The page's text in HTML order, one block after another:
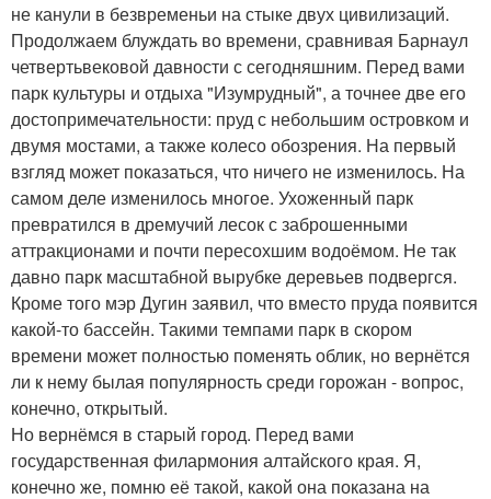
не канули в безвременьи на стыке двух цивилизаций.
Продолжаем блуждать во времени, сравнивая Барнаул
четвертьвековой давности с сегодняшним. Перед вами
парк культуры и отдыха "Изумрудный", а точнее две его
достопримечательности: пруд с небольшим островком и
двумя мостами, а также колесо обозрения. На первый
взгляд может показаться, что ничего не изменилось. На
самом деле изменилось многое. Ухоженный парк
превратился в дремучий лесок с заброшенными
аттракционами и почти пересохшим водоёмом. Не так
давно парк масштабной вырубке деревьев подвергся.
Кроме того мэр Дугин заявил, что вместо пруда появится
какой-то бассейн. Такими темпами парк в скором
времени может полностью поменять облик, но вернётся
ли к нему былая популярность среди горожан - вопрос,
конечно, открытый.
Но вернёмся в старый город. Перед вами
государственная филармония алтайского края. Я,
конечно же, помню её такой, какой она показана на